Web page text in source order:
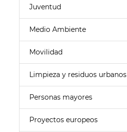
Juventud
Medio Ambiente
Movilidad
Limpieza y residuos urbanos
Personas mayores
Proyectos europeos